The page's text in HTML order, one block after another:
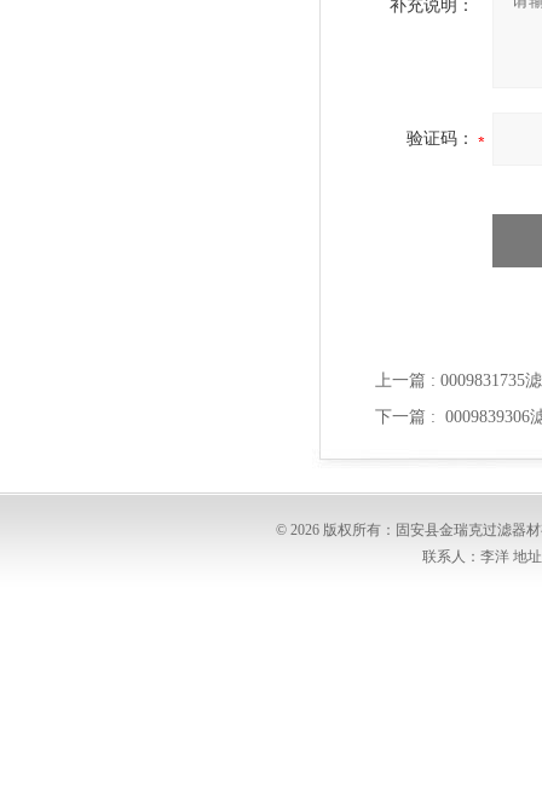
补充说明：
验证码：
上一篇 : 0009831735
下一篇 : 0009839306
© 2026 版权所有：固安县金瑞克过滤器
联系人：李洋 地